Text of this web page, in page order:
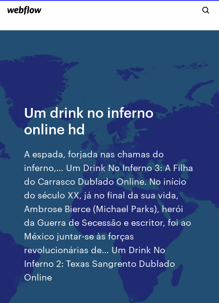
Um drink no inferno
online hd
A espada, forjada nas chamas do
inferno,… Um Drink No Inferno 3: A Filha
do Carrasco Dublado Online. No início
do século XX, já no final da sua vida,
Ambrose Bierce (Michael Parks), herói
da Guerra de Secessão e escritor, foi ao
México juntar-se às forças
revolucionárias de… Um Drink No
Inferno 2: Texas Sangrento Dublado
Online